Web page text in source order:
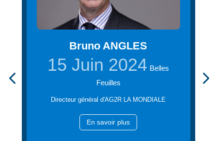
Bruno ANGLES
15 Juin 2024 Belles
Feuilles
Directeur général d'AG2R LA MONDIALE
En savoir plus